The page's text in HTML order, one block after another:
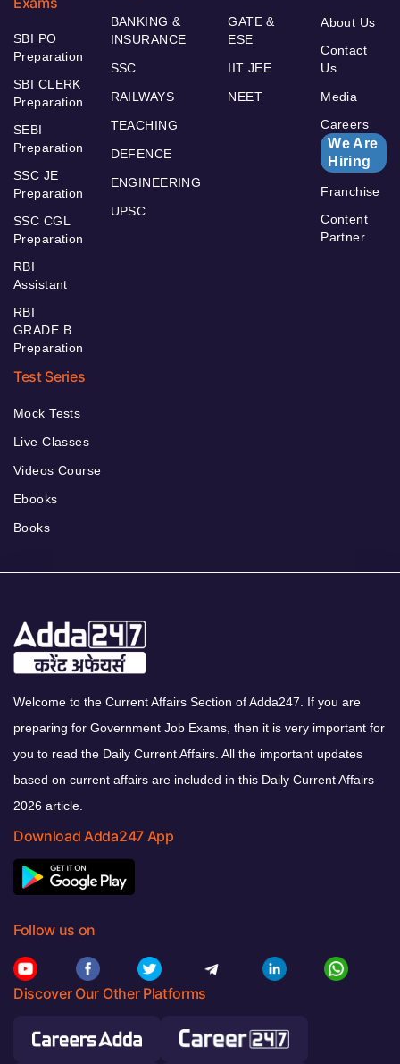
SBI PO
Preparation
SBI CLERK
Preparation
SEBI
Preparation
SSC JE
Preparation
SSC CGL
Preparation
RBI
Assistant
RBI
GRADE B
Preparation
BANKING &
INSURANCE
SSC
RAILWAYS
TEACHING
DEFENCE
ENGINEERING
UPSC
GATE &
ESE
IIT JEE
NEET
About Us
Contact
Us
Media
Careers
We Are
Hiring
Franchise
Content
Partner
Test Series
Mock Tests
Live Classes
Videos Course
Ebooks
Books
Welcome to the Current Affairs Section of Adda247. If you are
preparing for Government Job Exams, then it is very important for
you to read the Daily Current Affairs. All the important updates
based on current affairs are included in this Daily Current Affairs
2026 article.
Download Adda247 App
Follow us on
Discover Our Other Platforms